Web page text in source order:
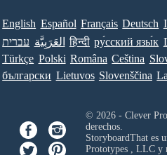
English Español Français Deutsch
עברית العَرَبِيَّة हिन्दी ру́сский язы́к
Türkçe Polski Româna Ceština
български Lietuvos Slovenščina
© 2026 - Clever
derechos.
StoryboardThat es
Prototypes , LLCy